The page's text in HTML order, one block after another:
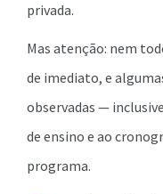
privada.
Mas atenção: nem
de imediato, e
observadas —
de ensino e ao
programa.